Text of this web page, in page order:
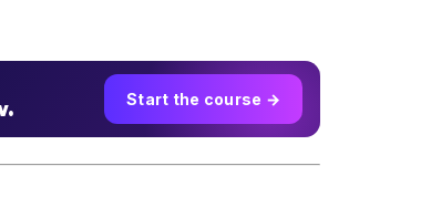
Start the course →